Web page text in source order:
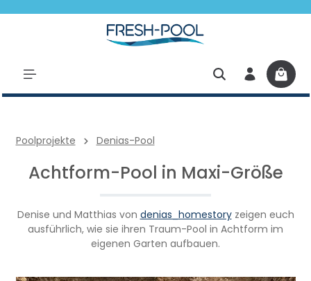
Poolprojekte Denias-Pool
Achtform-Pool in Maxi-Größe
Denise und Matthias von denias_homestoryzeigen euch
ausführlich, wie sie ihren Traum-Pool in Achtform im
eigenen Garten aufbauen.